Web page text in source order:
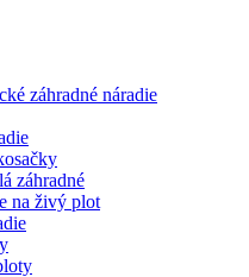
záhradné náradie
záhradné
na živý plot